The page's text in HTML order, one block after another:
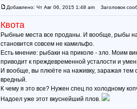
Добавлено: Чт Авг 06, 2015 1:48 am Заголовок
Квота
Рыбные места все проданы. И вообще, рыбы на
становится совсем не камильфо.
Есть мнение: рыбаки на приколе - зло. Моим
приводит к преждевременной усталости и
И вообще, вы плюёте на наживку, заражая тем
вредный.
К чему я это все? Нужен спец по холодному
Надоел уже этот вкуснейший плов.